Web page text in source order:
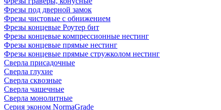
Фрезы под дверной замок
Фрезы чистовые с обнижением
Фрезы концевые Роутер бит
Фрезы концевые компрессионные нестинг
Фрезы концевые прямые нестинг
Фрезы концевые прямые стружколом нестинг
Сверла присадочные
Сверла глухие
Сверла сквозные
Сверла чашечные
Сверла монолитные
Серия эконом NormaGrade